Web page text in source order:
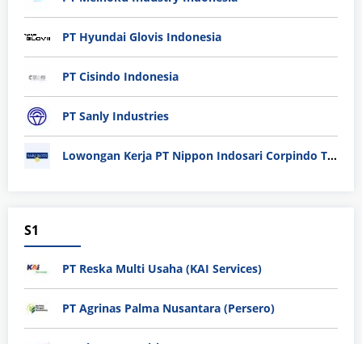
PT Hyundai Glovis Indonesia
PT Cisindo Indonesia
PT Sanly Industries
Lowongan Kerja PT Nippon Indosari Corpindo Tbk. Bulan Agustus 2026
S1
PT Reska Multi Usaha (KAI Services)
PT Agrinas Palma Nusantara (Persero)